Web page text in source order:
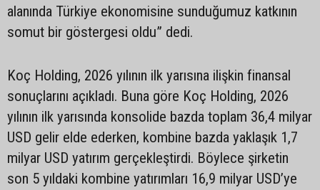
alanında Türkiye ekonomisine sunduğumuz katkının
somut bir göstergesi oldu” dedi.
Koç Holding, 2026 yılının ilk yarısına ilişkin finansal
sonuçlarını açıkladı. Buna göre Koç Holding, 2026
yılının ilk yarısında konsolide bazda toplam 36,4 milyar
USD gelir elde ederken, kombine bazda yaklaşık 1,7
milyar USD yatırım gerçekleştirdi. Böylece şirketin
son 5 yıldaki kombine yatırımları 16,9 milyar USD’ye